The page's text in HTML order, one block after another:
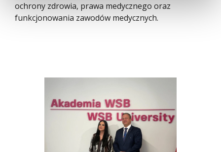
ochrony zdrowia, prawa medycznego oraz
funkcjonowania zawodów medycznych.